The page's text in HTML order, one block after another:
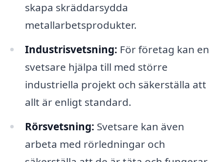
skapa skräddarsydda
metallarbetsprodukter.
Industrisvetsning: För företag kan en
svetsare hjälpa till med större
industriella projekt och säkerställa att
allt är enligt standard.
Rörsvetsning: Svetsare kan även
arbeta med rörledningar och